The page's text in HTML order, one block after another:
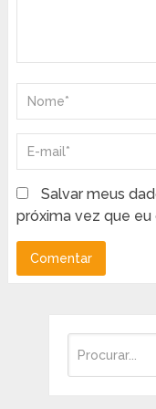
Salvar meus
próxima vez que eu